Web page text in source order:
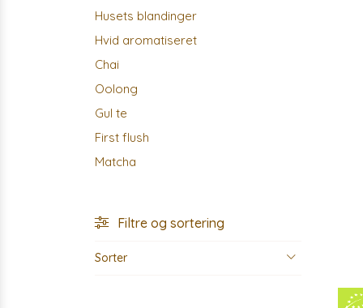
Husets blandinger
Hvid aromatiseret
Chai
Oolong
Gul te
First flush
Matcha
Filtre og sortering
Sorter